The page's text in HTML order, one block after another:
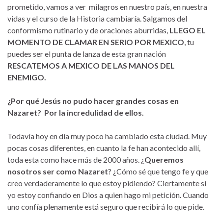
prometido, vamos a ver milagros en nuestro país, en nuestra
vidas y el curso de la Historia cambiaría. Salgamos del
conformismo rutinario y de oraciones aburridas, LLEGO EL
MOMENTO DE CLAMAR EN SERIO POR MEXICO , tu
puedes ser el punta de lanza de esta gran nación
RESCATEMOS A MEXICO DE LAS MANOS DEL
ENEMIGO.
¿Por qué Jesús no pudo hacer grandes cosas en
Nazaret? Por la incredulidad de ellos.
Todavía hoy en día muy poco ha cambiado esta ciudad. Muy
pocas cosas diferentes, en cuanto la fe han acontecido allí,
toda esta como hace más de 2000 años. ¿Queremos
nosotros ser como Nazaret? ¿Cómo sé que tengo fe y que
creo verdaderamente lo que estoy pidiendo? Ciertamente si
yo estoy confiando en Dios a quien hago mi petición. Cuando
uno confía plenamente está seguro que recibirá lo que pide.